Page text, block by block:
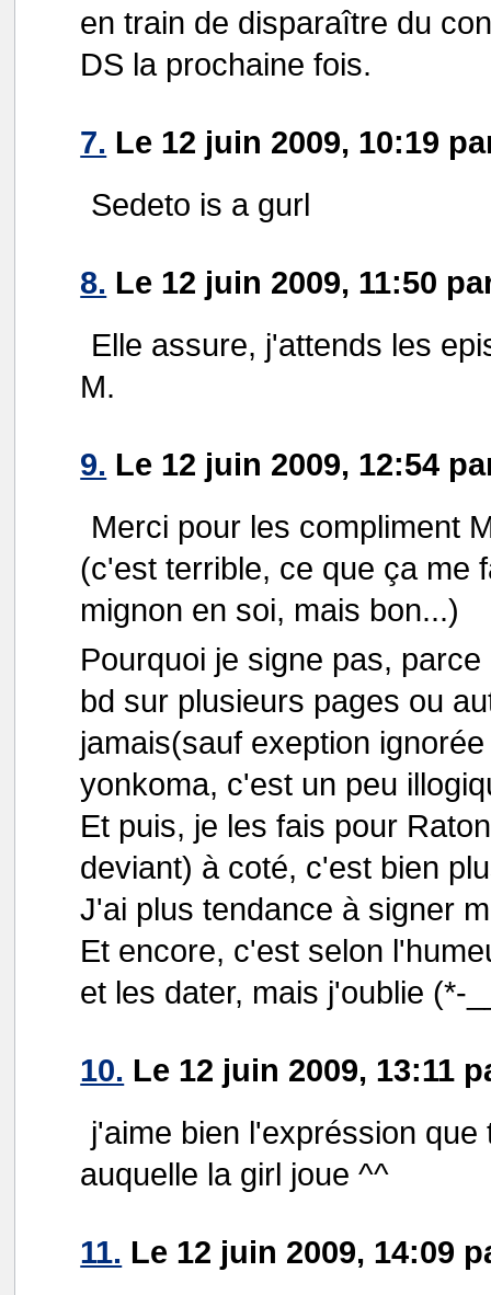
en train de disparaître du
DS la prochaine fois.
7. Le 12 juin 2009, 10:19
Sedeto is a gurl
8. Le 12 juin 2009, 11:50
Elle assure, j'attends les
M.
9. Le 12 juin 2009, 12:54
Merci pour les compliment
(c'est terrible, ce que ça me
mignon en soi, mais bon...)
Pourquoi je signe pas,
bd sur plusieurs pages ou
jamais(sauf exeption
yonkoma, c'est un peu
Et puis, je les fais pour
deviant) à coté, c'est bien
J'ai plus tendance à signer
Et encore, c'est selon
et les dater, mais j'oublie (*-
10. Le 12 juin 2009, 13:11
j'aime bien l'expréssion
auquelle la girl joue ^^
11. Le 12 juin 2009, 14:09